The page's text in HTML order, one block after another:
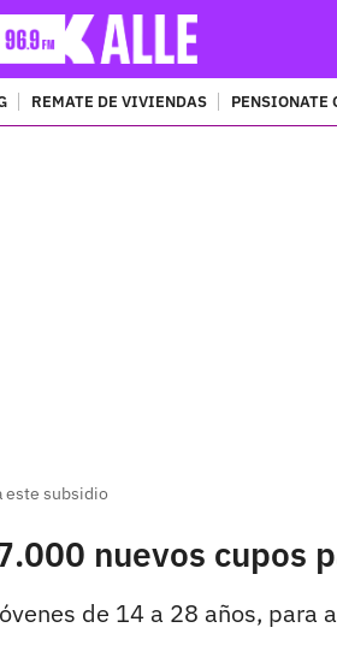
REMATE DE VIVIENDAS PENSIONATE
este subsidio
nuevos cupos
de 14 a 28 años, para